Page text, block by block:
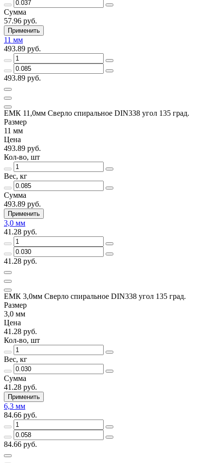
Сумма
57.96 руб.
Применить
11 мм
493.89 руб.
493.89 руб.
ЕМК 11,0мм Сверло спиральное DIN338 угол 135 град.
Размер
11 мм
Цена
493.89 руб.
Кол-во, шт
Вес, кг
Сумма
493.89 руб.
Применить
3,0 мм
41.28 руб.
41.28 руб.
ЕМК 3,0мм Сверло спиральное DIN338 угол 135 град.
Размер
3,0 мм
Цена
41.28 руб.
Кол-во, шт
Вес, кг
Сумма
41.28 руб.
Применить
6,3 мм
84.66 руб.
84.66 руб.